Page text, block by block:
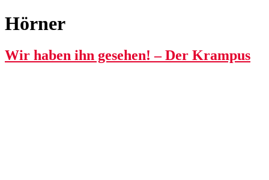
Hörner
Wir haben ihn gesehen! – Der Krampus